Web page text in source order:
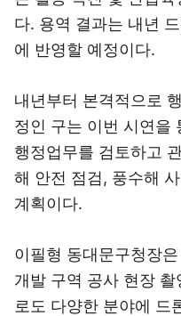
다. 용역 결과는 내년
에 반영할 예정이다.
내년부터 본격적으로
정인 구는 이번 시연을
행정업무를 검토하고
해 안전 점검, 풍수해
계획이다.
이필형 동대문구청장
개발 구역 공사 현장
로도 다양한 분야에 드